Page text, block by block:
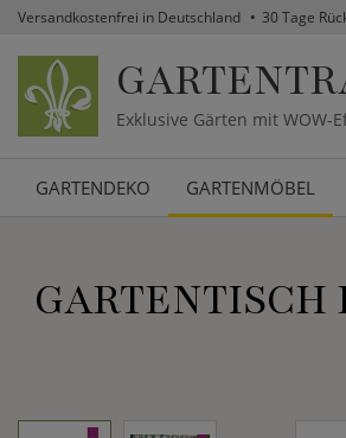
Versandkostenfrei in Deutschland 30 Tage
Exklusive Gärten mit WOW-
GARTENDEKO GARTENMÖBEL